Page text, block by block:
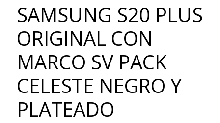
SAMSUNG S20 PLUS
ORIGINAL CON
MARCO SV PACK
CELESTE NEGRO Y
PLATEADO